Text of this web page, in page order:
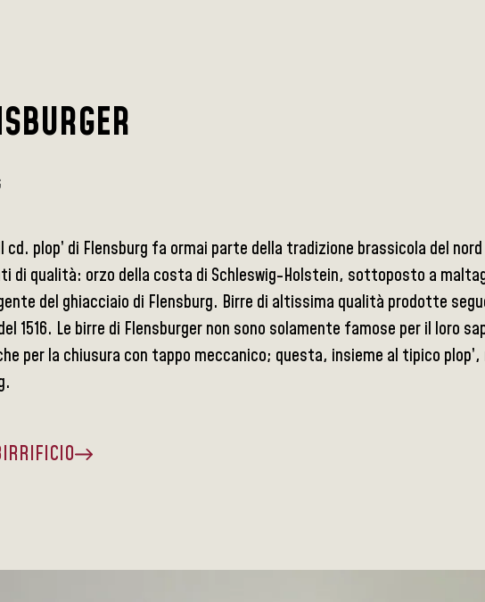
cd. plop’ di Flensburg fa ormai parte della tradizione brassicola del
di qualità: orzo della costa di Schleswig-Holstein, sottoposto a
del ghiacciaio di Flensburg. Birre di altissima qualità prodotte
1516. Le birre di Flensburger non sono solamente famose per il loro
per la chiusura con tappo meccanico; questa, insieme al tipico